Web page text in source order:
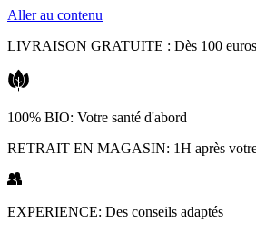
Aller au contenu
LIVRAISON GRATUITE : Dès 100 euros
100% BIO: Votre santé d'abord
RETRAIT EN MAGASIN: 1H après
EXPERIENCE: Des conseils adaptés